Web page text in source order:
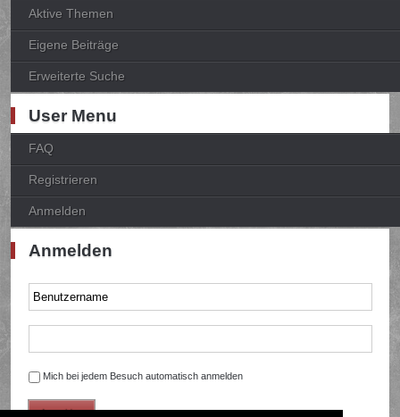
Aktive Themen
Eigene Beiträge
Erweiterte Suche
User Menu
FAQ
Registrieren
Anmelden
Anmelden
Mich bei jedem Besuch automatisch anmelden